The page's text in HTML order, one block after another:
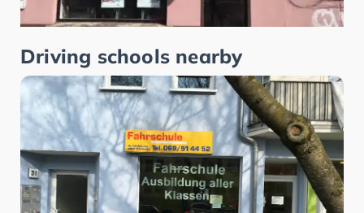
Driving schools nearby